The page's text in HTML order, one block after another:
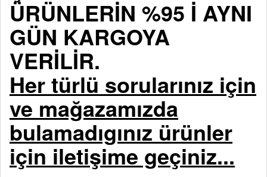
ÜRÜNLERİN %95 İ AYNI
GÜN KARGOYA
VERİLİR.
Her türlü sorularınız için
ve mağazamızda
bulamadıgınız ürünler
için iletişime geçiniz...